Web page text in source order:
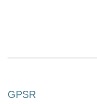
GPSR